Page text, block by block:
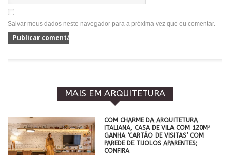
Salvar meus dados neste navegador para a próxima vez que eu comentar.
MAIS EM ARQUITETURA
COM CHARME DA ARQUITETURA
ITALIANA, CASA DE VILA COM 120M²
GANHA ‘CARTÃO DE VISITAS’ COM
PAREDE DE TIJOLOS APARENTES;
CONFIRA